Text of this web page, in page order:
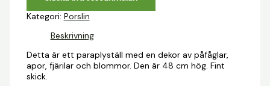
Kategori: Porslin
Beskrivning
Detta är ett paraplyställ med en dekor av påfåglar,
apor, fjärilar och blommor. Den är 48 cm hög. Fint
skick.